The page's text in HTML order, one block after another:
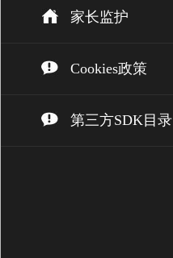
家长监护
Cookies政策
第三方SDK目录